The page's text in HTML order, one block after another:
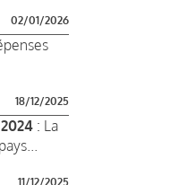
02/01/2026
18/12/2025
: La
11/12/2025